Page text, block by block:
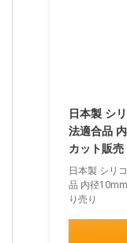
日本製 シ
法適合品
カット販売
日本製 シリ
品 内径
り売り